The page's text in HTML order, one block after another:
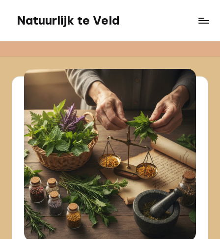
de
inhoud
Natuurlijk te Veld